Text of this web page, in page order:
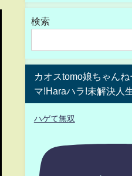
検索
カオスtomo娘ちゃん
マ!Haraハラ!未解決人
ハゲて無双